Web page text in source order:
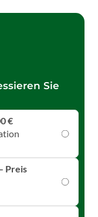
Sie
€
Preis